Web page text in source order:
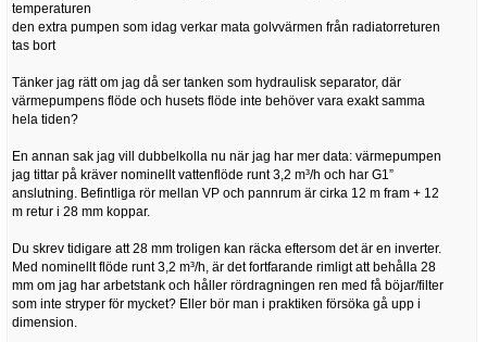
temperaturen
den extra pumpen som idag verkar mata golvvärmen från radiatorreturen
tas bort
Tänker jag rätt om jag då ser tanken som hydraulisk separator, där
värmepumpens flöde och husets flöde inte behöver vara exakt samma
hela tiden?
En annan sak jag vill dubbelkolla nu när jag har mer data: värmepumpen
jag tittar på kräver nominellt vattenflöde runt 3,2 m³/h och har G1”
anslutning. Befintliga rör mellan VP och pannrum är cirka 12 m fram + 12
m retur i 28 mm koppar.
Du skrev tidigare att 28 mm troligen kan räcka eftersom det är en inverter.
Med nominellt flöde runt 3,2 m³/h, är det fortfarande rimligt att behålla 28
mm om jag har arbetstank och håller rördragningen ren med få böjar/filter
som inte stryper för mycket? Eller bör man i praktiken försöka gå upp i
dimension.